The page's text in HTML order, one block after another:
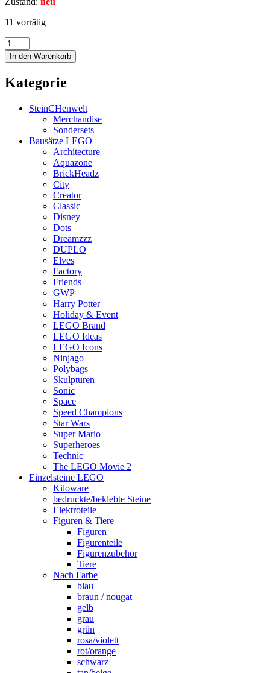
11 vorrätig
In den Warenkorb
Kategorie
SteinCHenwelt
Merchandise
Sondersets
Bausätze LEGO
Architecture
Aquazone
BrickHeadz
City
Creator
Classic
Disney
Dots
Dreamzzz
DUPLO
Elves
Factory
Friends
GWP
Harry Potter
Holiday & Event
LEGO Brand
LEGO Ideas
LEGO Icons
Ninjago
Polybags
Skulpturen
Sonic
Space
Speed Champions
Star Wars
Super Mario
Superheroes
Technic
The LEGO Movie 2
Einzelsteine LEGO
Kiloware
bedruckte/beklebte Steine
Elektroteile
Figuren & Tiere
Figuren
Figurenteile
Figurenzubehör
Tiere
Nach Farbe
blau
braun / nougat
gelb
grau
grün
rosa/violett
rot/orange
schwarz